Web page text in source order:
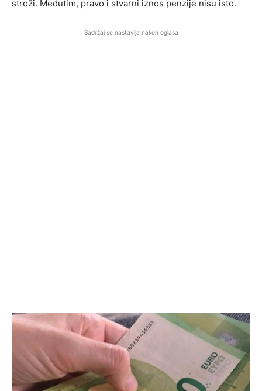
stroži. Međutim, pravo i stvarni iznos penzije nisu isto.
Sadržaj se nastavlja nakon oglasa